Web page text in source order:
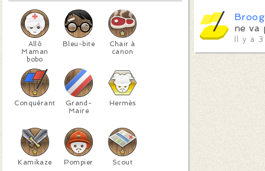
Allô
Maman
bobo
Bleu-bite
Chair à
canon
Conquérant
Grand-
Maire
Hermès
Kamikaze Pompier Scout
ne va
Il y a